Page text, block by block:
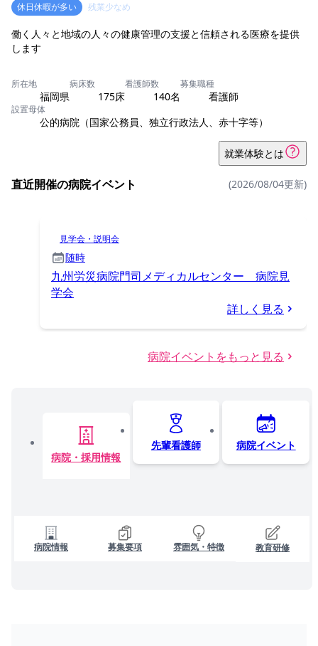
休日休暇が多い
残業少なめ
働く人々と地域の人々の健康管理の支援と信頼される医療を提供
します
所在地
福岡県
病床数
175床
看護師数
140名
募集職種
看護師
設置母体
公的病院（国家公務員、独立行政法人、赤十字等）
就業体験とは
直近開催の病院イベント (2026/08/04更新)
見学会・説明会
随時
九州労災病院門司メディカルセンター 病院見
学会
詳しく見る
病院イベントをもっと見る
病院・採用情報
先輩看護師 病院イベント
病院情報 募集要項 雰囲気・特徴 教育研修